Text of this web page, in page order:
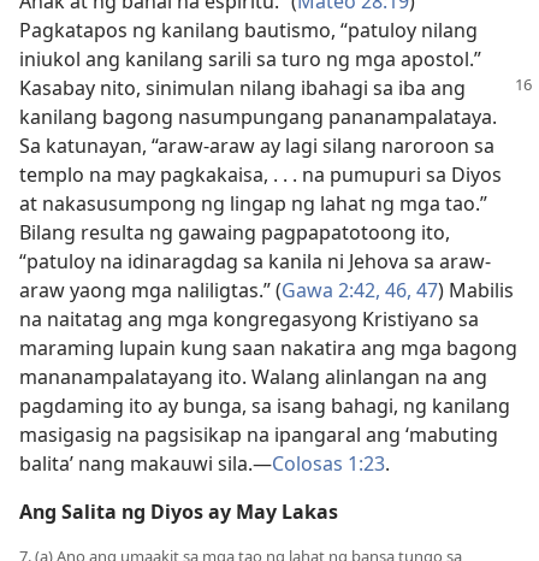
Pagkatapos ng kanilang bautismo, “patuloy nilang
iniukol ang kanilang sarili sa turo ng mga apostol.”
Kasabay nito, sinimulan nilang ibahagi sa iba ang
kanilang bagong nasumpungang pananampalataya.
Sa katunayan, “araw-araw ay lagi silang naroroon sa
templo na may pagkakaisa, . . . na pumupuri sa Diyos
at nakasusumpong ng lingap ng lahat ng mga tao.”
Bilang resulta ng gawaing pagpapatotoong ito,
“patuloy na idinaragdag sa kanila ni Jehova sa araw-
araw yaong mga naliligtas.” (Gawa 2:42, 46, 47) Mabilis
na naitatag ang mga kongregasyong Kristiyano sa
maraming lupain kung saan nakatira ang mga bagong
mananampalatayang ito. Walang alinlangan na ang
pagdaming ito ay bunga, sa isang bahagi, ng kanilang
masigasig na pagsisikap na ipangaral ang ‘mabuting
balita’ nang makauwi sila.​—Colosas 1:23.
Ang Salita ng Diyos ay May Lakas
7. (a) Ano ang umaakit sa mga tao ng lahat ng bansa tungo sa